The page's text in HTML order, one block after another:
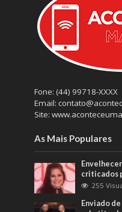
Fone: (44) 99718-XXXX
Email:
Site:
As Mais Populares
criticados
255
Enviado de